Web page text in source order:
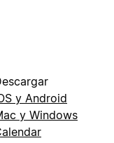
y Android
y Windows